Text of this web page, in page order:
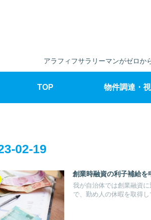
アラフィフサラリーマンがゼロか
TOP 物件調達・
02-19
創業時融資の利子補給を
我が自治体では創業融資
で、勤め人の休暇を取得